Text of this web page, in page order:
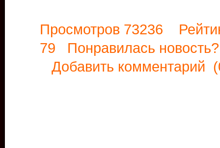
Просмотров 73236
79 Понравилась
Добавить комментарий